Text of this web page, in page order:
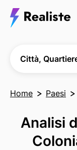
Città,
Home Paesi
Analisi